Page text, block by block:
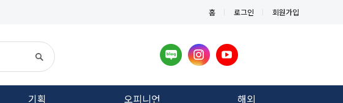
홈 로그인 회원가입
기획 오피니언 해외